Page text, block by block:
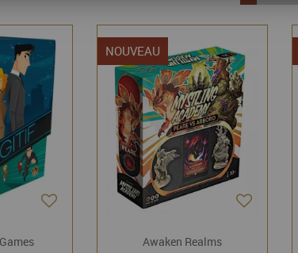
NOUVEAU
Awaken Realms